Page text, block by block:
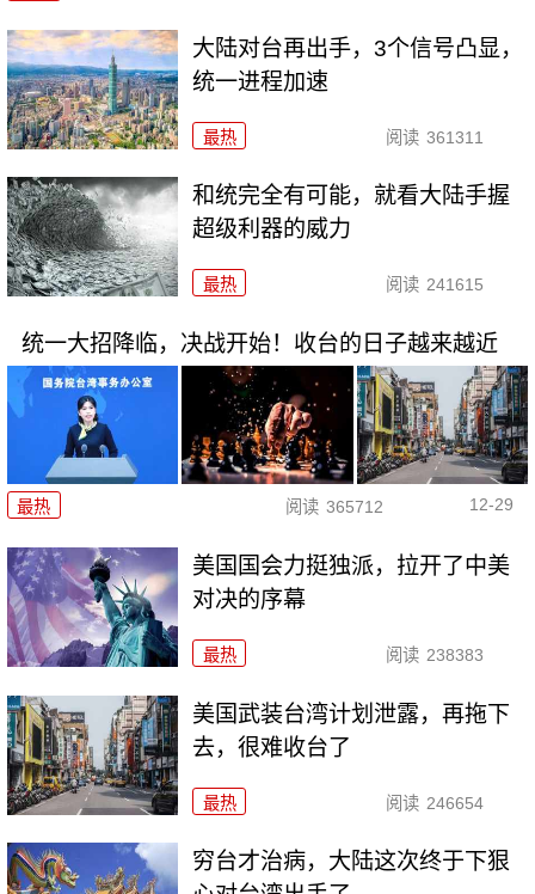
大陆对台再出手，3个信号凸显，
统一进程加速
最热 阅读 361311
和统完全有可能，就看大陆手握
超级利器的威力
最热 阅读 241615
统一大招降临，决战开始！收台的日子越来越近
最热 阅读 365712 12-29
美国国会力挺独派，拉开了中美
对决的序幕
最热 阅读 238383
美国武装台湾计划泄露，再拖下
去，很难收台了
最热 阅读 246654
穷台才治病，大陆这次终于下狠